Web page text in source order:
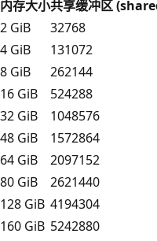
内存大小共享缓冲区
2 GiB
32768
4 GiB
131072
8 GiB
262144
16 GiB
524288
32 GiB
1048576
48 GiB
1572864
64 GiB
2097152
80 GiB
2621440
128 GiB 4194304
160 GiB 5242880